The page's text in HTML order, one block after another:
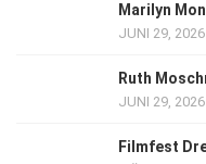
Marilyn
JUNI 29, 2026
Ruth
JUNI 29, 2026
Filmfest